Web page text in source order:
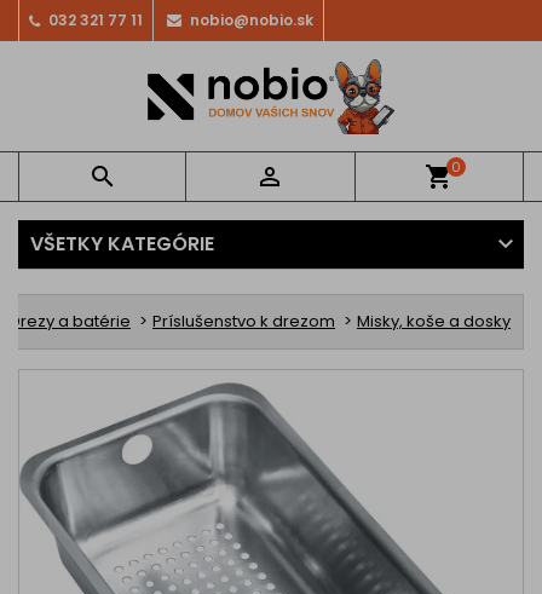
032 321 77 11 nobio@nobio.sk
  shopping_cart0
VŠETKY KATEGÓRIE
Drezy a batérie Príslušenstvo k drezom Misky, koše a dosky